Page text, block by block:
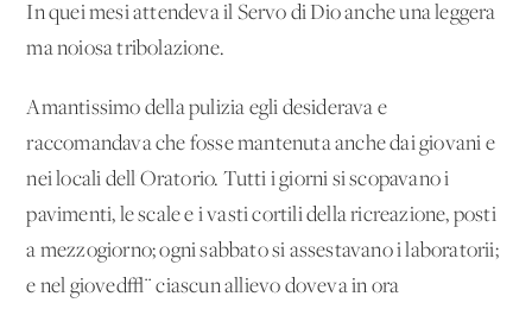
In quei mesi attendeva il Servo di Dio anche una leggera
ma noiosa tribolazione.
Amantissimo della pulizia egli desiderava e
raccomandava che fosse mantenuta anche dai giovani e
nei locali dell'Oratorio. Tutti i giorni si scopavano i
pavimenti, le scale e i vasti cortili della ricreazione, posti
a mezzogiorno; ogni sabbato si assestavano i laboratorii;
e nel gioved√¨ ciascun allievo doveva in ora